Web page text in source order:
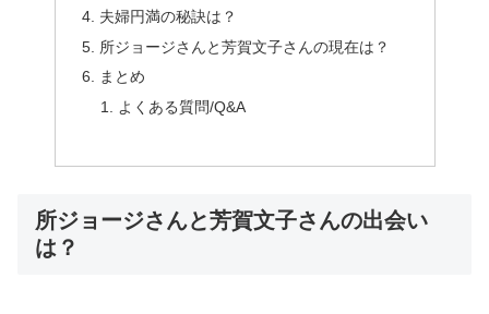
夫婦円満の秘訣は？
所ジョージさんと芳賀文子さんの現在は？
まとめ
よくある質問/Q&A
所ジョージさんと芳賀文子さんの出会い
は？